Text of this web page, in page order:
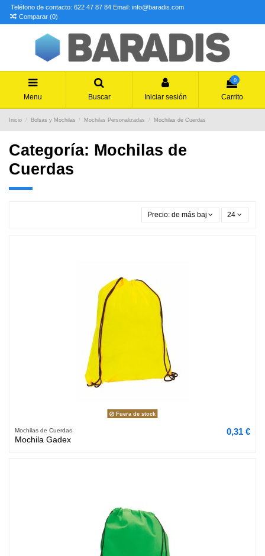
Teléfono de contacto: 622 47 87 84 Email: info@baradis.com
Comparar (0)
Menu Buscar Iniciar sesión
0
Carrito
Inicio Bolsas y Mochilas Mochilas Personalizadas Mochilas de Cuerdas
Categoría: Mochilas de
Cuerdas
Precio: de más bajo a más alto
24
Fuera de stock
Mochilas de Cuerdas
Mochila Gadex
0,31 €